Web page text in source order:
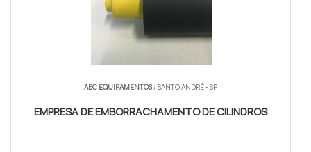
ABC EQUIPAMENTOS/ SANTO ANDRÉ - SP
EMPRESA DE EMBORRACHAMENTO DE CILINDROS